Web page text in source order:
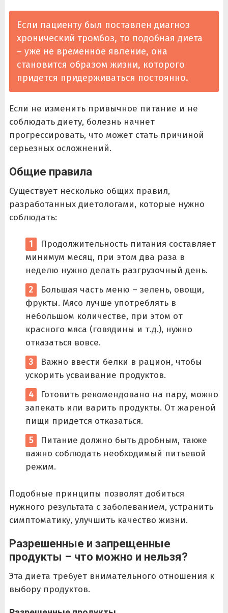
Если пациенту был поставлен диагноз
хронический тромбоз, то подобная диета
– уже не временное явление, она
становится образом жизни, которого
придется придерживаться постоянно.
Если не изменить привычное питание и не
соблюдать диету, болезнь начнет
прогрессировать, что может стать причиной
серьезных осложнений.
Общие правила
Существует несколько общих правил,
разработанных диетологами, которые нужно
соблюдать:
Продолжительность питания составляет
минимум месяц, при этом два раза в
неделю нужно делать разгрузочный день.
Большая часть меню – зелень, овощи,
фрукты. Мясо лучше употреблять в
небольшом количестве, при этом от
красного мяса (говядины и т.д.), нужно
отказаться вовсе.
Важно ввести белки в рацион, чтобы
ускорить усваивание продуктов.
Готовить рекомендовано на пару, можно
запекать или варить продукты. От жареной
пищи придется отказаться.
Питание должно быть дробным, также
важно соблюдать необходимый питьевой
режим.
Подобные принципы позволят добиться
нужного результата с заболеванием, устранить
симптоматику, улучшить качество жизни.
Разрешенные и запрещенные
продукты – что можно и нельзя?
Эта диета требует внимательного отношения к
выбору продуктов.